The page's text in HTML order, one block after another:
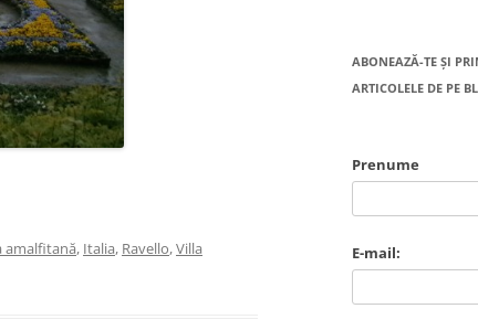
amalfitană, Italia, Ravello,Villa
ABONEAZĂ-TE ȘI
ARTICOLELE DE PE
Prenume
E-mail: